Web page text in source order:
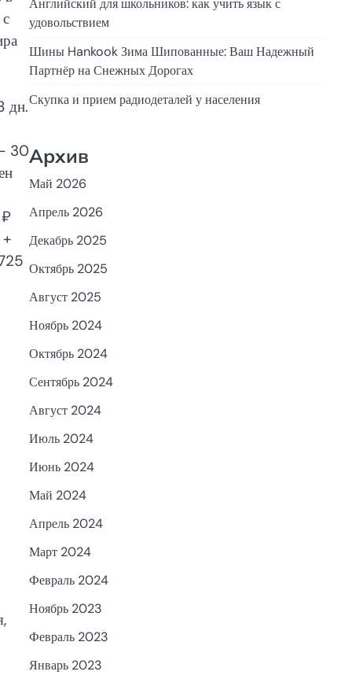
дн.
30
Английский для школьников: как учить язык с
удовольствием
Шины Hankook Зима Шипованные: Ваш Надежный
Партнёр на Снежных Дорогах
Скупка и прием радиодеталей у населения
Архив
Май 2026
Апрель 2026
Декабрь 2025
Октябрь 2025
Август 2025
Ноябрь 2024
Октябрь 2024
Сентябрь 2024
Август 2024
Июль 2024
Июнь 2024
Май 2024
Апрель 2024
Март 2024
Февраль 2024
Ноябрь 2023
Февраль 2023
Январь 2023